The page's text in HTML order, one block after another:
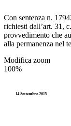
Con sentenza n.
richiesti dall’art. 31,
provvedimento che
alla permanenza nel
Modifica zoom
100%
14 Settembre 2015